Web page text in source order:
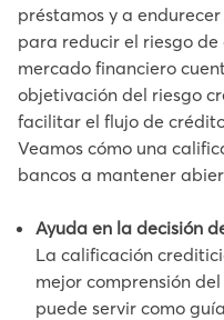
préstamos y a
para reducir el riesgo
mercado financiero
objetivación del riesgo
facilitar el flujo de
Veamos cómo una
bancos a mantener
Ayuda en la decisión
La calificación
mejor comprensión
puede servir como